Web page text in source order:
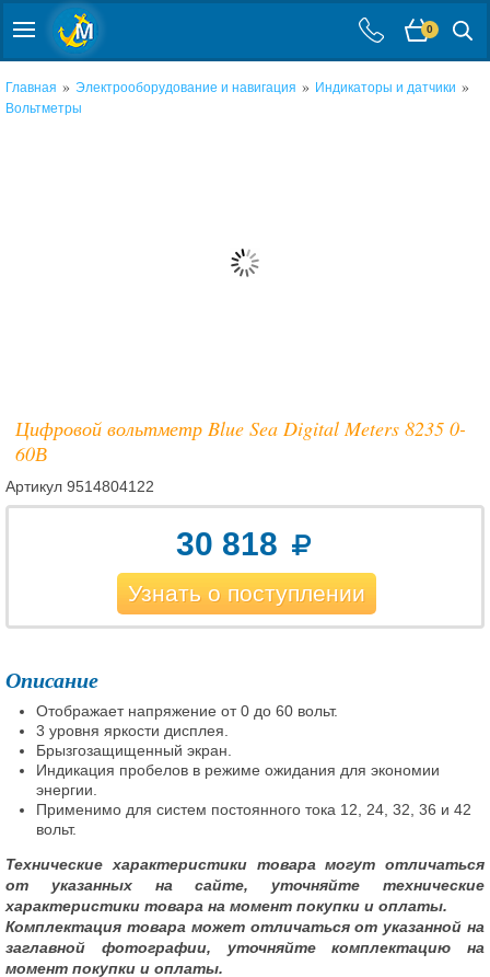
0
Главная » Электрооборудование и навигация » Индикаторы и датчики »
Вольтметры
Цифровой вольтметр Blue Sea Digital Meters 8235 0-
60В
Артикул 9514804122
30 818
Узнать о поступлении
Описание
Отображает напряжение от 0 до 60 вольт.
3 уровня яркости дисплея.
Брызгозащищенный экран.
Индикация пробелов в режиме ожидания для экономии
энергии.
Применимо для систем постоянного тока 12, 24, 32, 36 и 42
вольт.
Технические характеристики товара могут отличаться
от указанных на сайте, уточняйте технические
характеристики товара на момент покупки и оплаты.
Комплектация товара может отличаться от указанной на
заглавной фотографии, уточняйте комплектацию на
момент покупки и оплаты.